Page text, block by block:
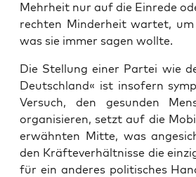
Mehr­heit nur auf die Ein­re­de
rech­ten Min­der­heit war­tet, um
was sie immer sagen wollte.
Die Stel­lung einer Par­tei wie
Deutsch­land« ist inso­fern
Ver­such, den gesun­den
orga­ni­sie­ren, setzt auf die
erwähn­ten Mit­te, was
den Kräf­te­ver­hält­nis­se die
für ein ande­res poli­ti­sches